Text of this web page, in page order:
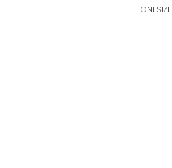
L ONESIZE